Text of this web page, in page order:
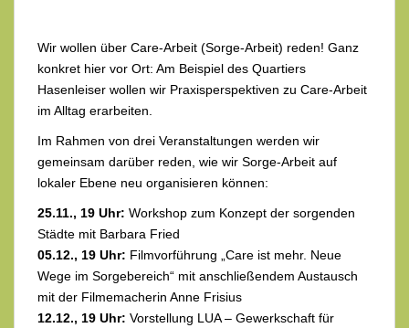
Wir wollen über Care-Arbeit (Sorge-Arbeit) reden! Ganz
konkret hier vor Ort: Am Beispiel des Quartiers
Hasenleiser wollen wir Praxisperspektiven zu Care-Arbeit
im Alltag erarbeiten.
Im Rahmen von drei Veranstaltungen werden wir
gemeinsam darüber reden, wie wir Sorge-Arbeit auf
lokaler Ebene neu organisieren können:
25.11., 19 Uhr: Workshop zum Konzept der sorgenden
Städte mit Barbara Fried
05.12., 19 Uhr: Filmvorführung „Care ist mehr. Neue
Wege im Sorgebereich“ mit anschließendem Austausch
mit der Filmemacherin Anne Frisius
12.12., 19 Uhr: Vorstellung LUA – Gewerkschaft für